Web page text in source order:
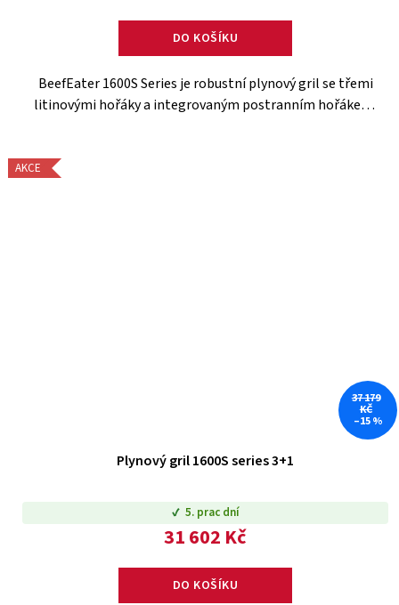
DO KOŠÍKU
BeefEater 1600S Series je robustní plynový gril se třemi
litinovými hořáky a integrovaným postranním hořákem,
AKCE
37 179
KČ
–15 %
Plynový gril 1600S series 3+1
5. prac dní
31 602 Kč
DO KOŠÍKU